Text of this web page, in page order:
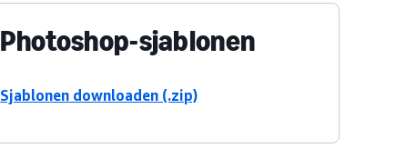
Photoshop-sjablonen
Sjablonen downloaden (.zip)